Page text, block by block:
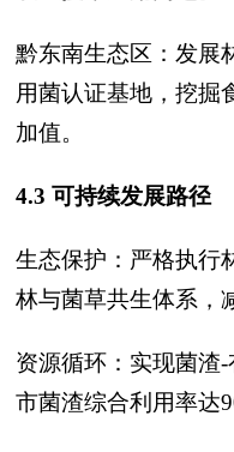
黔东南生态区：发展
用菌认证基地，挖掘
加值。
4.3 可持续发展路径
生态保护：严格执行
林与菌草共生体系，
资源循环：实现菌渣
市菌渣综合利用率达